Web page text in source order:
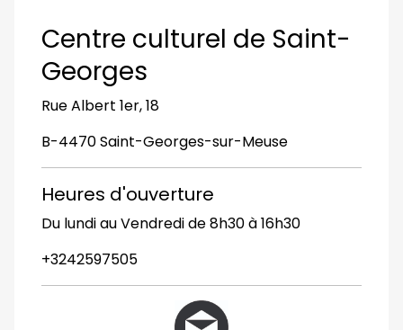
Centre culturel de Saint-
Georges
Rue Albert 1er, 18
B-4470 Saint-Georges-sur-Meuse
Heures d'ouverture
Du lundi au Vendredi de 8h30 à 16h30
+3242597505